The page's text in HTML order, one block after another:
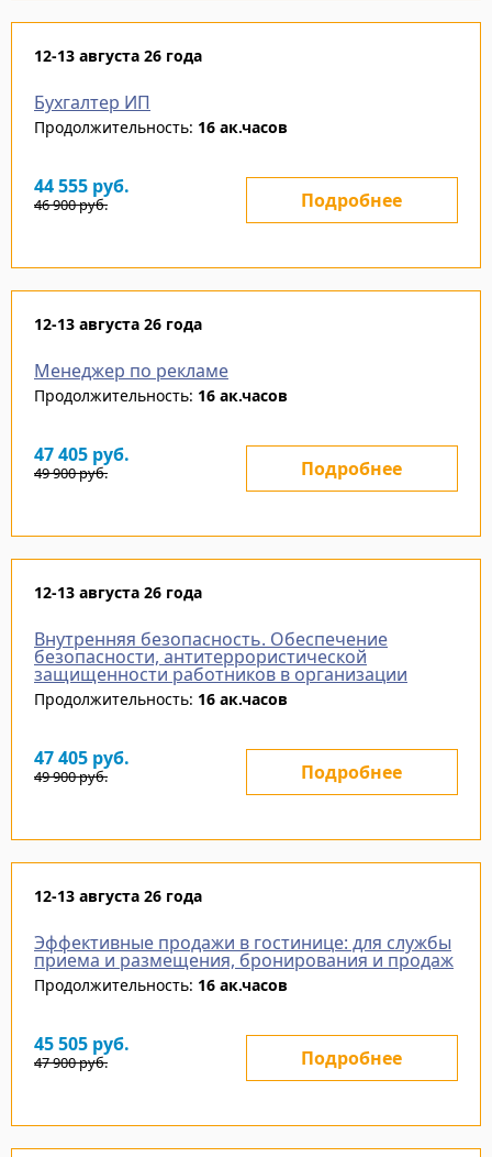
12-13 августа 26 года
Бухгалтер ИП
Продолжительность: 16 ак.часов
44 555 руб.
46 900руб. Подробнее
12-13 августа 26 года
Менеджер по рекламе
Продолжительность: 16 ак.часов
47 405 руб.
49 900руб. Подробнее
12-13 августа 26 года
Внутренняя безопасность. Обеспечение
безопасности, антитеррористической
защищенности работников в организации
Продолжительность: 16 ак.часов
47 405 руб.
49 900руб. Подробнее
12-13 августа 26 года
Эффективные продажи в гостинице: для службы
приема и размещения, бронирования и продаж
Продолжительность: 16 ак.часов
45 505 руб.
47 900руб. Подробнее